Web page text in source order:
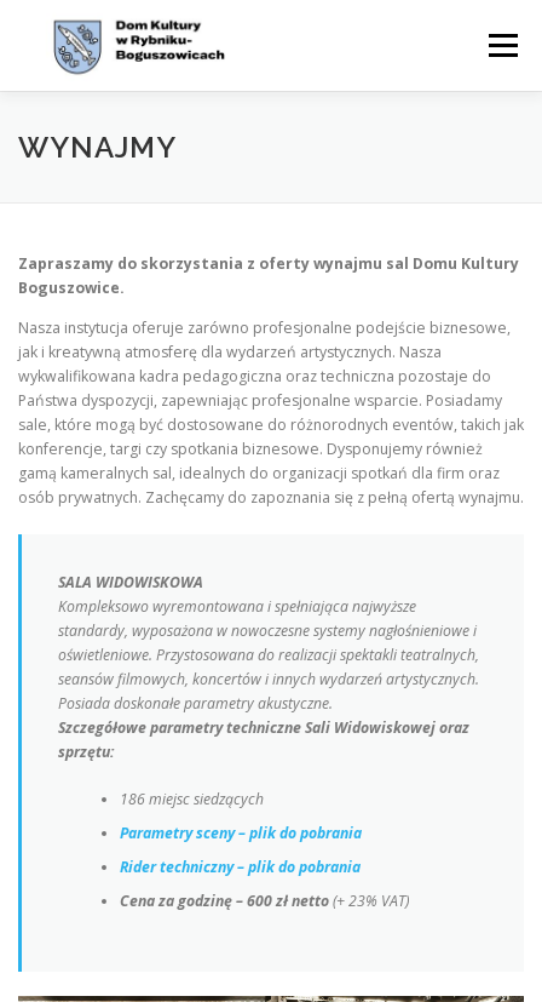
Menu
WYDARZENIA
WYNAJMY
Zapraszamy do skorzystania z oferty wynajmu sal Domu Kultury
Boguszowice.
Nasza instytucja oferuje zarówno profesjonalne podejście biznesowe,
jak i kreatywną atmosferę dla wydarzeń artystycznych. Nasza
wykwalifikowana kadra pedagogiczna oraz techniczna pozostaje do
Państwa dyspozycji, zapewniając profesjonalne wsparcie. Posiadamy
sale, które mogą być dostosowane do różnorodnych eventów, takich jak
konferencje, targi czy spotkania biznesowe. Dysponujemy również
gamą kameralnych sal, idealnych do organizacji spotkań dla firm oraz
osób prywatnych. Zachęcamy do zapoznania się z pełną ofertą wynajmu.
SALA WIDOWISKOWA
Kompleksowo wyremontowana i spełniająca najwyższe
standardy, wyposażona w nowoczesne systemy nagłośnieniowe i
oświetleniowe. Przystosowana do realizacji spektakli teatralnych,
seansów filmowych, koncertów i innych wydarzeń artystycznych.
Posiada doskonałe parametry akustyczne.
Szczegółowe parametry techniczne Sali Widowiskowej oraz
sprzętu:
186 miejsc siedzących
Parametry sceny – plik do pobrania
Rider techniczny – plik do pobrania
Cena za godzinę – 600 zł netto(+ 23% VAT)